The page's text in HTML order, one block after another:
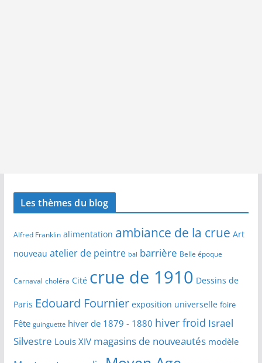
Les thèmes du blog
Alfred Franklin alimentation ambiance de la crue Art
nouveau atelier de peintre bal barrière Belle époque
Carnaval choléra Cité crue de 1910 Dessins de
Paris Edouard Fournier exposition universelle foire
Fête guinguette hiver de 1879 - 1880 hiver froid Israel
Silvestre Louis XIV magasins de nouveautés modèle